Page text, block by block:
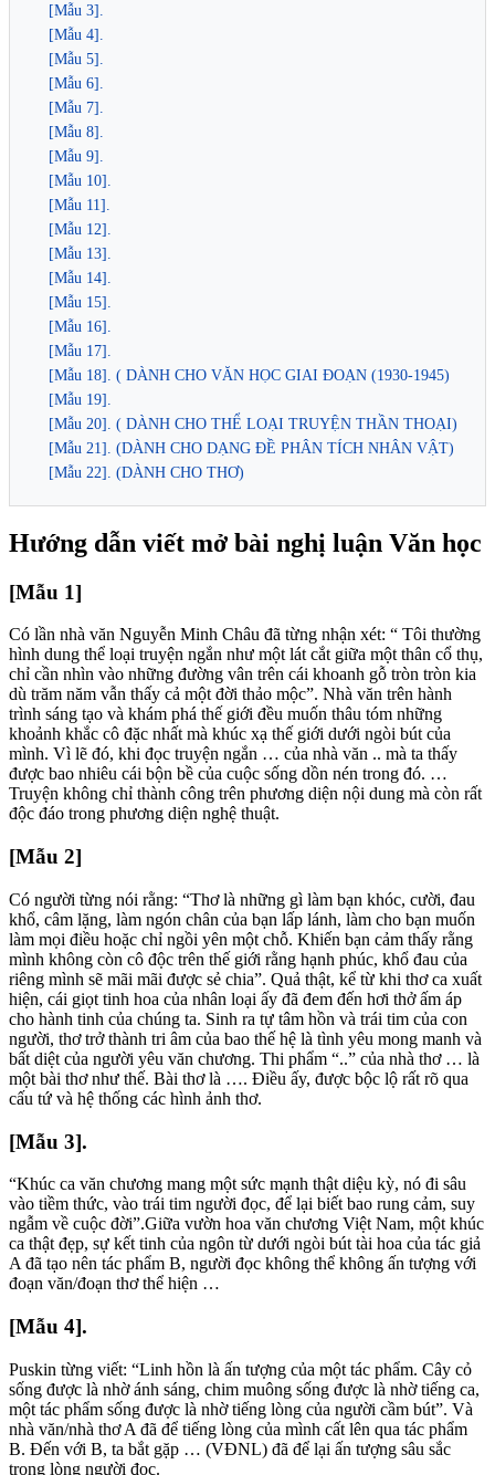
[Mẫu 3].
[Mẫu 4].
[Mẫu 5].
[Mẫu 6].
[Mẫu 7].
[Mẫu 8].
[Mẫu 9].
[Mẫu 10].
[Mẫu 11].
[Mẫu 12].
[Mẫu 13].
[Mẫu 14].
[Mẫu 15].
[Mẫu 16].
[Mẫu 17].
[Mẫu 18]. ( DÀNH CHO VĂN HỌC GIAI ĐOẠN (1930-1945)
[Mẫu 19].
[Mẫu 20]. ( DÀNH CHO THỂ LOẠI TRUYỆN THẦN THOẠI)
[Mẫu 21]. (DÀNH CHO DẠNG ĐỀ PHÂN TÍCH NHÂN VẬT)
[Mẫu 22]. (DÀNH CHO THƠ)
Hướng dẫn viết mở bài nghị luận Văn học
[Mẫu 1]
Có lần nhà văn Nguyễn Minh Châu đã từng nhận xét: “ Tôi thường
hình dung thể loại truyện ngắn như một lát cắt giữa một thân cổ thụ,
chỉ cần nhìn vào những đường vân trên cái khoanh gỗ tròn tròn kia
dù trăm năm vẫn thấy cả một đời thảo mộc”. Nhà văn trên hành
trình sáng tạo và khám phá thế giới đều muốn thâu tóm những
khoảnh khắc cô đặc nhất mà khúc xạ thế giới dưới ngòi bút của
mình. Vì lẽ đó, khi đọc truyện ngắn … của nhà văn .. mà ta thấy
được bao nhiêu cái bộn bề của cuộc sống dồn nén trong đó. …
Truyện không chỉ thành công trên phương diện nội dung mà còn rất
độc đáo trong phương diện nghệ thuật.
[Mẫu 2]
Có người từng nói rằng: “Thơ là những gì làm bạn khóc, cười, đau
khổ, câm lặng, làm ngón chân của bạn lấp lánh, làm cho bạn muốn
làm mọi điều hoặc chỉ ngồi yên một chỗ. Khiến bạn cảm thấy rằng
mình không còn cô độc trên thế giới rằng hạnh phúc, khổ đau của
riêng mình sẽ mãi mãi được sẻ chia”. Quả thật, kể từ khi thơ ca xuất
hiện, cái giọt tinh hoa của nhân loại ấy đã đem đến hơi thở ấm áp
cho hành tinh của chúng ta. Sinh ra tự tâm hồn và trái tim của con
người, thơ trở thành tri âm của bao thế hệ là tình yêu mong manh và
bất diệt của người yêu văn chương. Thi phẩm “..” của nhà thơ … là
một bài thơ như thế. Bài thơ là …. Điều ấy, được bộc lộ rất rõ qua
cấu tứ và hệ thống các hình ảnh thơ.
[Mẫu 3].
“Khúc ca văn chương mang một sức mạnh thật diệu kỳ, nó đi sâu
vào tiềm thức, vào trái tim người đọc, để lại biết bao rung cảm, suy
ngẫm về cuộc đời”.Giữa vườn hoa văn chương Việt Nam, một khúc
ca thật đẹp, sự kết tinh của ngôn từ dưới ngòi bút tài hoa của tác giả
A đã tạo nên tác phẩm B, người đọc không thể không ấn tượng với
đoạn văn/đoạn thơ thể hiện …
[Mẫu 4].
Puskin từng viết: “Linh hồn là ấn tượng của một tác phẩm. Cây cỏ
sống được là nhờ ánh sáng, chim muông sống được là nhờ tiếng ca,
một tác phẩm sống được là nhờ tiếng lòng của người cầm bút”. Và
nhà văn/nhà thơ A đã để tiếng lòng của mình cất lên qua tác phẩm
B. Đến với B, ta bắt gặp … (VĐNL) đã để lại ấn tượng sâu sắc
trong lòng người đọc.